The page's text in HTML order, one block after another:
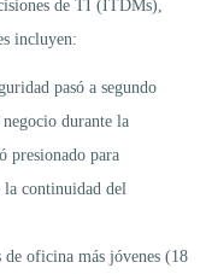
de TI (ITDMs),
incluyen:
pasó a segundo
durante la
presionado para
la continuidad del
oficina más jóvenes (18